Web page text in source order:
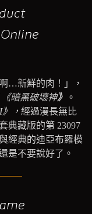
…新鮮的肉！」，
《暗黑破壞神》
。
， 經過漫長無比
典藏版的第 23097
經典的迪亞布羅模
是不要說好了。